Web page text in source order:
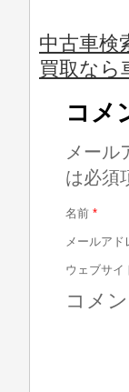
中古車検
買取なら
コメ
メール
は必須
名前 *
メールアド
ウェブサイ
コメン